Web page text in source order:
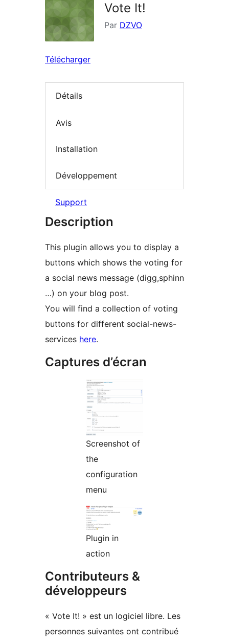
Vote It!
Par DZVO
Télécharger
Détails
Avis
Installation
Développement
Support
Description
This plugin allows you to display a
buttons which shows the voting for
a social news message (digg,sphinn
…) on your blog post.
You will find a collection of voting
buttons for different social-news-
services here.
Captures d’écran
Screenshot of
the
configuration
menu
Plugin in
action
Contributeurs &
développeurs
« Vote It! » est un logiciel libre. Les
personnes suivantes ont contribué